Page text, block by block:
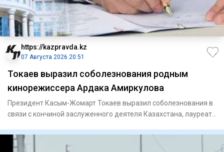
https://kazpravda.kz
07 Августа 2026 20:51
Токаев выразил соболезнования родным
кинорежиссера Ардака Амиркулова
Президент Касым-Жомарт Токаев выразил соболезнования в
связи с кончиной заслуженного деятеля Казахстана, лауреата